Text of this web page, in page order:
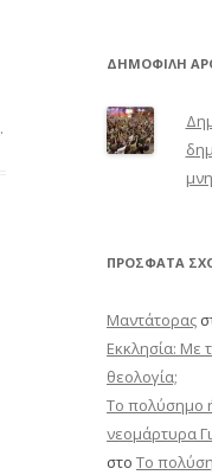
.
ΔΗΜΟΦΙΛΉ
ΠΡΌΣΦΑΤΑ
Μαντάτορας
Εκκλησία: Με
θεολογία;
Το πολύσημο
νεομάρτυρα
στο Το